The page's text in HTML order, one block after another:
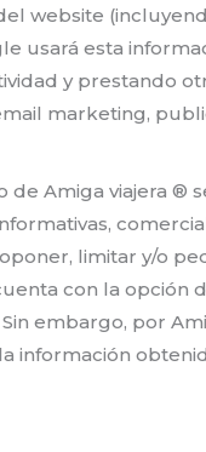
website
usará esta
y prestando
marketing,
de Amiga viajera
limitar y/o
con la
embargo, por
información